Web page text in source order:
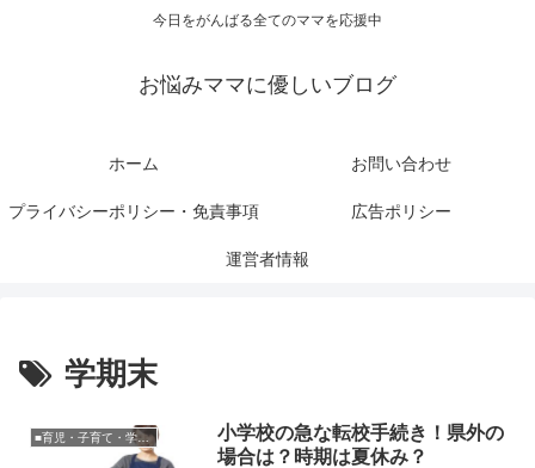
今日をがんばる全てのママを応援中
お悩みママに優しいブログ
ホーム お問い合わせ
プライバシーポリシー・免責事項 広告ポリシー
運営者情報
学期末
■育児・子育て・学校関連
小学校の急な転校手続き！県外の
場合は？時期は夏休み？